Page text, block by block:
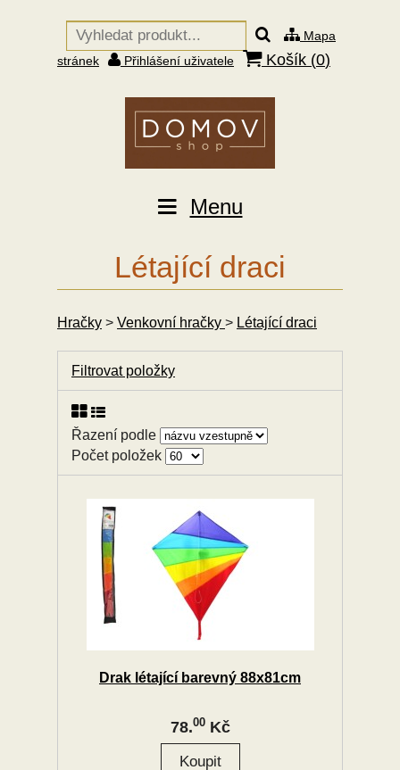
Mapa
stránek
Přihlášení uživatele Košík (0)
Menu
Létající draci
Hračky > Venkovní hračky > Létající draci
Filtrovat položky
Řazení podle
Počet položek
Drak létající barevný 88x81cm
78.00Kč